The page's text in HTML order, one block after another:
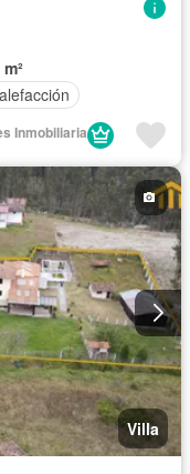
Inmobiliaria
Villa